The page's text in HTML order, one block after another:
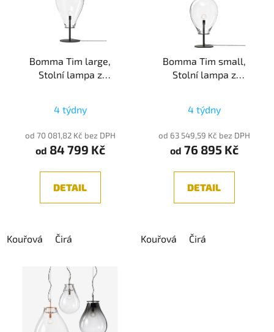
Bomma Tim large,
Stolní lampa z
4 týdny
od 70 081,82 Kč bez DPH
od 84 799 Kč
DETAIL
Kouřová Čirá
Bomma Tim small,
Stolní lampa z
4 týdny
od 63 549,59 Kč bez DPH
od 76 895 Kč
DETAIL
Kouřová Čirá